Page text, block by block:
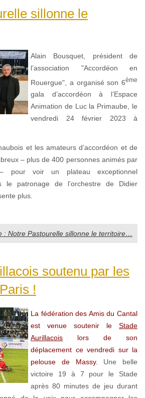
sillonne le
Alain Bousquet, président de
l’association "Accordéon en
Rouergue", a organisé son 6ème
gala d’accordéon à l’Espace
Animation de Luc la Primaube, le
vendredi 24 février 2023 à
et les amateurs d’accordéon et de
– plus de 400 personnes animés par
pour voir un plateau exceptionnel
le patronage de l’orchestre de Didier
plus.
: Notre Pastourelle sillonne le territoire…
soutenu par les
!
La fédération des Amis du Cantal
est venue soutenir le Stade
Aurillacois lors de son
déplacement ce vendredi sur la
pelouse de Massy. Une belle
victoire 19 à 7 pour le Stade
après 80 minutes de jeu durant